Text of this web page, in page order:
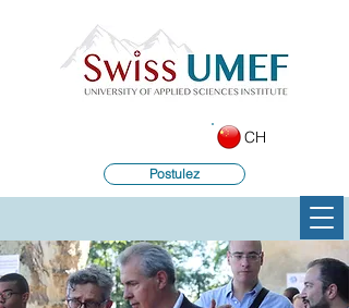
Postulez
CH